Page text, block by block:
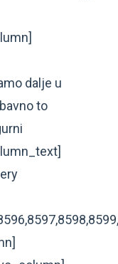
dalje u
to